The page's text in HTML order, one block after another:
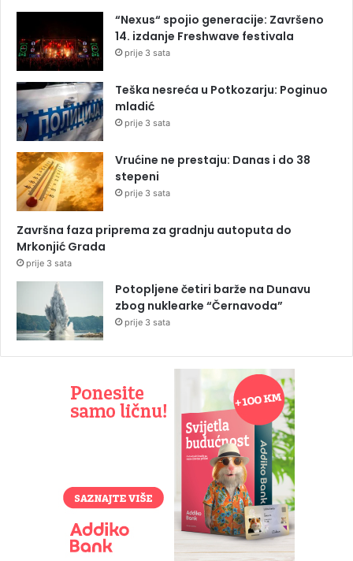
“Nexus“ spojio generacije: Završeno
14. izdanje Freshwave festivala
prije 3 sata
Teška nesreća u Potkozarju: Poginuo
mladić
prije 3 sata
Vrućine ne prestaju: Danas i do 38
stepeni
prije 3 sata
Završna faza priprema za gradnju autoputa do
Mrkonjić Grada
prije 3 sata
Potopljene četiri barže na Dunavu
zbog nuklearke “Černavoda”
prije 3 sata